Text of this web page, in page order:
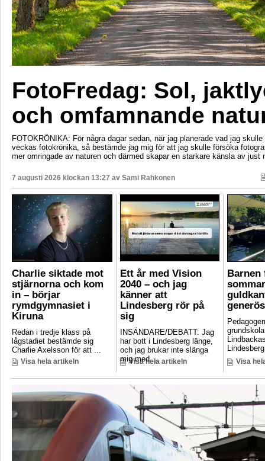
FotoFredag: Sol,
och omfamnande
FOTOKRÖNIKA: För några dagar sedan, när jag planerade vad jag
veckas fotokrönika, så bestämde jag mig för att jag skulle försöka
mer omringade av naturen och därmed skapar en starkare känsla av just
7 augusti 2026 klockan 13:27 av Sami Rahkonen
Charlie siktade mot
stjärnorna och kom
in – börjar
rymdgymnasiet i
Kiruna
Redan i tredje klass på
lågstadiet bestämde sig
Charlie Axelsson för att ...
Visa hela artikeln
Ett år med Vision
2040 – och jag
känner att
Lindesberg rör på
sig
INSÄNDARE/DEBATT: Jag
har bott i Lindesberg länge,
och jag brukar inte slänga
mig med ...
Visa hela artikeln
Barnen
Visa